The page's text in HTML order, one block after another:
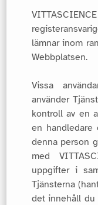
lämnar inom
Webbplatsen.
Vissa
använder
kontroll av en
en
denna person
med
uppgifter i
Tjänsterna
det innehåll du